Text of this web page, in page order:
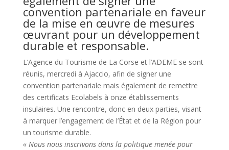
convention partenariale en faveur
de la mise en œuvre de mesures
œuvrant pour un développement
durable et responsable.
L’Agence du Tourisme de La Corse et l’ADEME se sont
réunis, mercredi à Ajaccio, afin de signer une
convention partenariale mais également de remettre
des certificats Ecolabels à onze établissements
insulaires. Une rencontre, donc en deux parties, visant
à marquer l’engagement de l’État et de la Région pour
un tourisme durable.
« Nous nous inscrivons dans la politique menée pour